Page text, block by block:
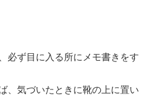
必ず目に入る所にメモ書きをす
、気づいたときに靴の上に置い